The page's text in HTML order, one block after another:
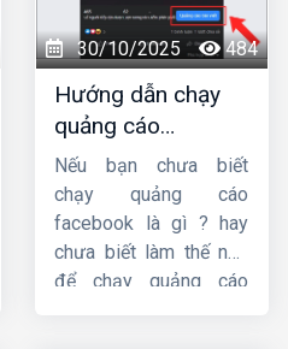
cáo Facebookđơn
giản và hiệu quả, giúp
bạn nắm bắt mọi thông
tin cần thiết để tối ưu
hóa chiến dịch.
30/10/2025 484
Hướng dẫn chạy
quảng cáo
facebook từ a đến
z từ chuyên gia
Nếu bạn chưa biết
chạy quảng cáo
facebook là gì ? hay
chưa biết làm thế nào
để chạy quảng cáo